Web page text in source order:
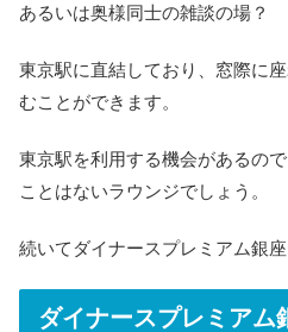
あるいは奥様同士の雑談の場？
東京駅に直結しており、窓際に
むことができます。
東京駅を利用する機会があるの
ことはないラウンジでしょう。
続いてダイナースプレミアム銀
ダイナースプレミアム